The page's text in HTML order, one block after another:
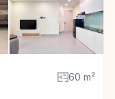
Дьен / Ан Фу,
60 m²